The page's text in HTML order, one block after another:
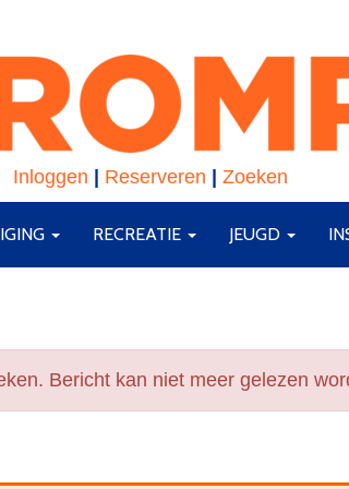
Inloggen Reserveren Zoeken
RECREATIE JEUGD
Bericht kan niet meer gelezen